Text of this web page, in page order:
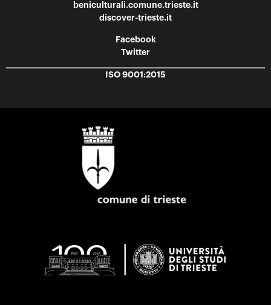
beniculturali.comune.trieste.it
discover-trieste.it
Facebook
Twitter
ISO 9001:2015